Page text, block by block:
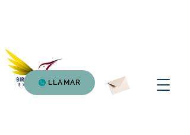
Expedition
LLAMAR